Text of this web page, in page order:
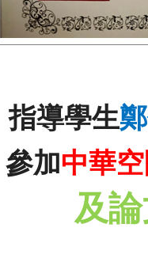
指導學生
參加中華
及論